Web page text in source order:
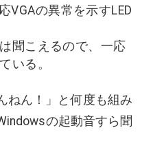
の異常を示すLED
聞こえるので、一応
いる。
ねん！」と何度も組み
の起動音すら聞